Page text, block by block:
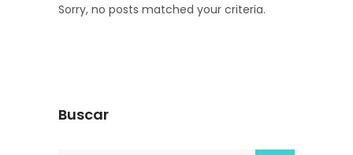
Sorry, no posts matched your criteria.
Buscar